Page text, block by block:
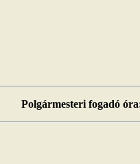
Polgármesteri fogadó